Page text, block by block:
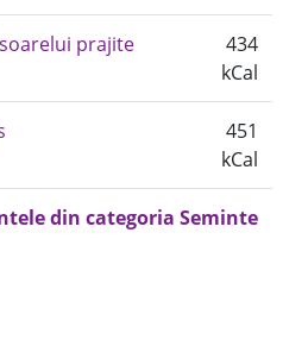
prajite
434
kCal
451
kCal
din categoria Seminte